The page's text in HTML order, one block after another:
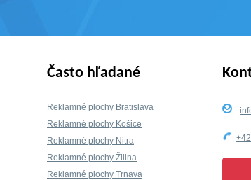
Často hľadané
Reklamné plochy Bratislava
Reklamné plochy Košice
Reklamné plochy Nitra
Reklamné plochy Žilina
Reklamné plochy Trnava